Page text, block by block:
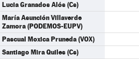
Lucia Granados Alós (Cs)
María Asunción Villaverde
Zamora (PODEMOS-EUPV)
Pascual Moxica Pruneda (VOX)
Santiago Mira Quiles (Cs)